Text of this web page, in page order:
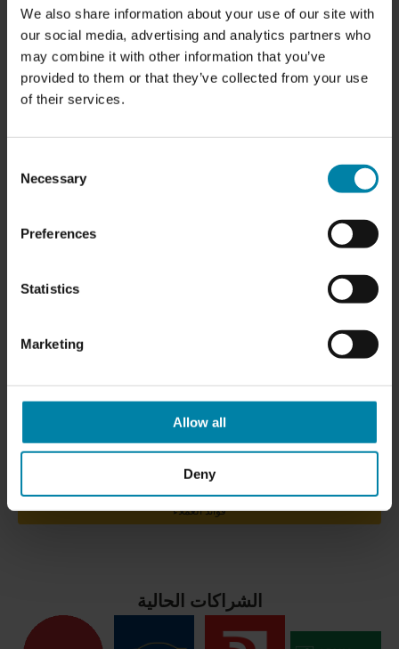
We also share information about your use of our site with
our social media, advertising and analytics partners who
may combine it with other information that you’ve
provided to them or that they’ve collected from your use
of their services.
Selection
Necessary
Preferences
Statistics
Marketing
Allow all
Deny
إبرام اتفاقية تجارية مع Repair2Care يمنحك العديد من المزايا.
تقليل الوقت المستغرق في الورش
تقليل الوقت المستغرق في الورش وتقليل نفقات استبدال السيارات.
رضا العملاء
تأكد من أن عملاءك يتلقون سياراتهم بجودة عالية وفي الوقت المحدد بفضل
القيمة المحسّنة
الشراكات
تعاون طويل الأمد، وعروض مميزة، وأرباح من خلال برنامج المبيعات والإحالة
الفوائد التجارية
فوائد العملاء
الشراكات الحالية